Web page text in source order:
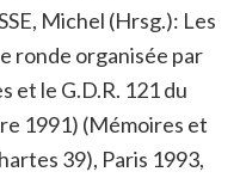
Michel (Hrsg.): Les
ronde organisée par
et le G.D.R. 121 du
1991) (Mémoires et
39), Paris 1993,